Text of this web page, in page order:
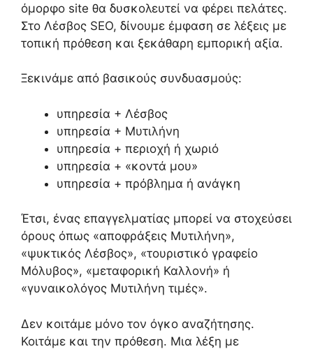
όμορφο site θα δυσκολευτεί να φέρει πελάτες.
Στο Λέσβος SEO, δίνουμε έμφαση σε λέξεις με
τοπική πρόθεση και ξεκάθαρη εμπορική αξία.
Ξεκινάμε από βασικούς συνδυασμούς:
υπηρεσία + Λέσβος
υπηρεσία + Μυτιλήνη
υπηρεσία + περιοχή ή χωριό
υπηρεσία + «κοντά μου»
υπηρεσία + πρόβλημα ή ανάγκη
Έτσι, ένας επαγγελματίας μπορεί να στοχεύσει
όρους όπως «αποφράξεις Μυτιλήνη»,
«ψυκτικός Λέσβος», «τουριστικό γραφείο
Μόλυβος», «μεταφορική Καλλονή» ή
«γυναικολόγος Μυτιλήνη τιμές».
Δεν κοιτάμε μόνο τον όγκο αναζήτησης.
Κοιτάμε και την πρόθεση. Μια λέξη με